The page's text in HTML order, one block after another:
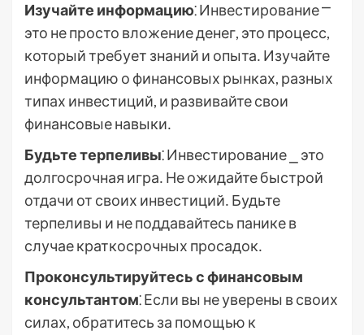
Изучайте информацию⁚ Инвестирование ⎻
это не просто вложение денег, это процесс,
который требует знаний и опыта․ Изучайте
информацию о финансовых рынках, разных
типах инвестиций, и развивайте свои
финансовые навыки․
Будьте терпеливы⁚ Инвестирование ⎯ это
долгосрочная игра․ Не ожидайте быстрой
отдачи от своих инвестиций․ Будьте
терпеливы и не поддавайтесь панике в
случае краткосрочных просадок․
Проконсультируйтесь с финансовым
консультантом⁚ Если вы не уверены в своих
силах, обратитесь за помощью к